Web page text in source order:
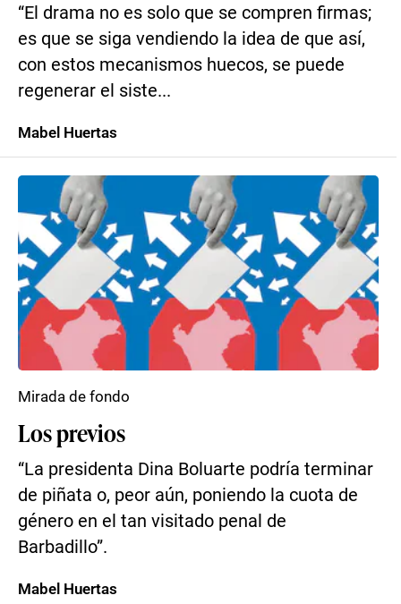
“El drama no es solo que se compren firmas;
es que se siga vendiendo la idea de que así,
con estos mecanismos huecos, se puede
regenerar el siste...
Mabel Huertas
Los previos
“La presidenta Dina Boluarte podría terminar
de piñata o, peor aún, poniendo la cuota de
género en el tan visitado penal de
Barbadillo”.
Mirada de fondo
Mabel Huertas